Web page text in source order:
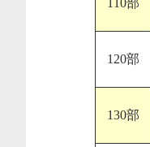
110部
120部
130部